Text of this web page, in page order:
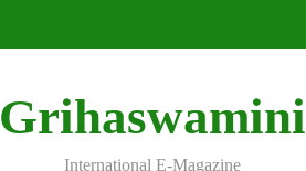
Grihaswamini
International E-Magazine